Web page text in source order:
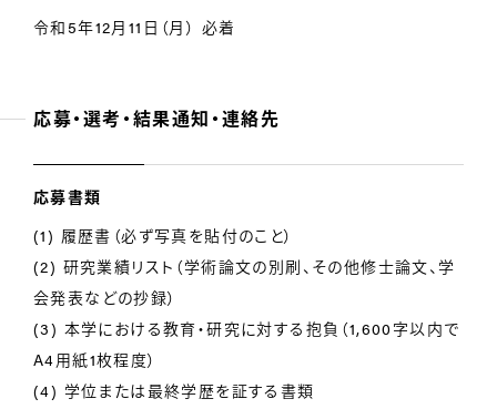
令和5年12月11日（月） 必着
応募・選考・結果通知・連絡先
応募書類
(1) 履歴書（必ず写真を貼付のこと）
(2) 研究業績リスト（学術論文の別刷、その他修士論文、学
会発表などの抄録）
(3) 本学における教育・研究に対する抱負（1,600字以内で
A4用紙1枚程度）
(4) 学位または最終学歴を証する書類